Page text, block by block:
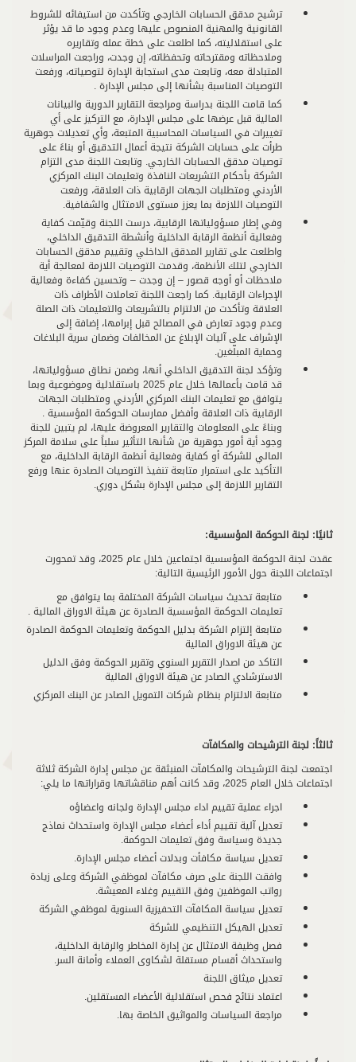
ترشيح مدقق الحسابات الخارجي وتأكدت من استيفائه للشروط
القانونية والمهنية المنصوص عليها وعدم وجود ما قد يؤثر
على استقلاليته، كما اطلعت على خطة عمله وتقاريره
وملاحظاته ومقترحاته وتحفظاته، إن وجدت، وراجعت المراسلات
المتبادلة معه، وتابعت مدى استجابة الإدارة لتوصياته، ورفعت
التوصيات المناسبة بشأنها إلى مجلس الإدارة .
كما قامت اللجنة بدراسة ومراجعة التقارير الدورية والبيانات
المالية قبل عرضها على مجلس الإدارة، مع التركيز على أي
تغييرات في السياسات المحاسبية المتبعة، وأي تعديلات جوهرية
طرأت على حسابات الشركة نتيجة أعمال التدقيق أو بناءً على
توصيات مدقق الحسابات الخارجي. وتابعت اللجنة مدى التزام
الشركة بأحكام التشريعات النافذة وتعليمات البنك المركزي
الأردني ومتطلبات الجهات الرقابية ذات العلاقة، ورفعت
التوصيات اللازمة بما يعزز مستوى الامتثال والشفافية.
وفي إطار مسؤولياتها الرقابية، درست اللجنة وقيّمت كفاية
وفعالية أنظمة الرقابة الداخلية وأنشطة التدقيق الداخلي،
واطلعت على تقارير المدقق الداخلي وتقييم مدقق الحسابات
الخارجي لتلك الأنظمة، وقدمت التوصيات اللازمة لمعالجة أية
ملاحظات أو أوجه قصور – إن وجدت – وتحسين كفاءة وفعالية
الإجراءات الرقابية. كما راجعت اللجنة تعاملات الأطراف ذات
العلاقة وتأكدت من الالتزام بالتشريعات والتعليمات ذات الصلة
وعدم وجود تعارض في المصالح قبل إبرامها، إضافة إلى
الإشراف على آليات الإبلاغ عن المخالفات وضمان سرية البلاغات
وحماية المبلّغين.
وتؤكد لجنة التدقيق الداخلي أنها، وضمن نطاق مسؤولياتها،
قد قامت بأعمالها خلال عام 2025 باستقلالية وموضوعية وبما
يتوافق مع تعليمات البنك المركزي الأردني ومتطلبات الجهات
الرقابية ذات العلاقة وأفضل ممارسات الحوكمة المؤسسية .
وبناءً على المعلومات والتقارير المعروضة عليها، لم يتبين للجنة
وجود أية أمور جوهرية من شأنها التأثير سلباً على سلامة المركز
المالي للشركة أو كفاية وفعالية أنظمة الرقابة الداخلية، مع
التأكيد على استمرار متابعة تنفيذ التوصيات الصادرة عنها ورفع
التقارير اللازمة إلى مجلس الإدارة بشكل دوري.
ثانيًا: لجنة الحوكمة المؤسسية:
عقدت لجنة الحوكمة المؤسسية اجتماعين خلال عام 2025، وقد تمحورت
اجتماعات اللجنة حول الأمور الرئيسية التالية:
متابعة تحديث سياسات الشركة المختلفة بما يتوافق مع
تعليمات الحوكمة المؤسسية الصادرة عن هيئة الاوراق المالية .
متابعة إلتزام الشركة بدليل الحوكمة وتعليمات الحوكمة الصادرة
عن هيئة الاوراق المالية
التاكد من اصدار التقرير السنوي وتقرير الحوكمة وفق الدليل
الاسترشادي الصادر عن هيئة الاوراق المالية
متابعة الالتزام بنظام شركات التمويل الصادر عن البنك المركزي
ثالثاً: لجنة الترشيحات والمكافآت
اجتمعت لجنة الترشيحات والمكافآت المنبثقة عن مجلس إدارة الشركة ثلاثة
اجتماعات خلال العام 2025، وقد كانت أهم مناقشاتها وقراراتها ما يلي:
اجراء عملية تقييم اداء مجلس الإدارة ولجانه واعضاؤه
تعديل آلية تقييم أداء أعضاء مجلس الإدارة واستحداث نماذج
جديدة وسياسة وفق تعليمات الحوكمة.
تعديل سياسة مكافأت وبدلات أعضاء مجلس الإدارة.
وافقت اللجنة على صرف مكافآت لموظفي الشركة وعلى زيادة
رواتب الموظفين وفق التقييم وغلاء المعيشة.
تعديل سياسة المكافآت التحفيزية السنوية لموظفي الشركة
تعديل الهيكل التنظيمي للشركة
فصل وظيفة الامتثال عن إدارة المخاطر والرقابة الداخلية،
واستحداث أقسام مستقلة لشكاوى العملاء وأمانة السر.
تعديل ميثاق اللجنة
اعتماد نتائج فحص استقلالية الأعضاء المستقلين.
مراجعة السياسات والمواثيق الخاصة بها.